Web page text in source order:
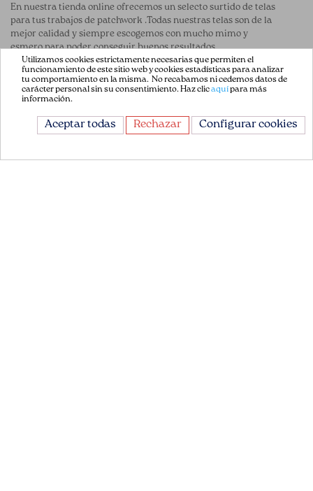
En nuestra tienda online ofrecemos un selecto surtido de telas
para tus trabajos de patchwork .Todas nuestras telas son de la
mejor calidad y siempre escogemos con mucho mimo y
esmero para poder conseguir buenos resultados.
ENLACES DE AYUDA
Acerca de Nosotros
Aviso Legal
Términos y Condiciones
Utilizamos cookies estrictamente necesarias que permiten el
funcionamiento de este sitio web y cookies estadísticas para analizar
tu comportamiento en la misma. No recabamos ni cedemos datos de
carácter personal sin su consentimiento. Haz clicaquípara más
información.
Aceptar todas Rechazar Configurar cookies